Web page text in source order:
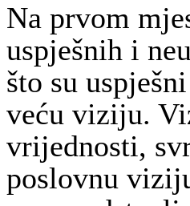
Na prvom
uspješnih i
što su
veću viziju.
vrijednosti,
poslovnu